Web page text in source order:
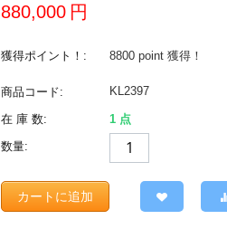
880,000 円
獲得ポイント！: 8800 point 獲得！
商品コード: KL2397
在 庫 数:
1 点
数量:
カートに追加